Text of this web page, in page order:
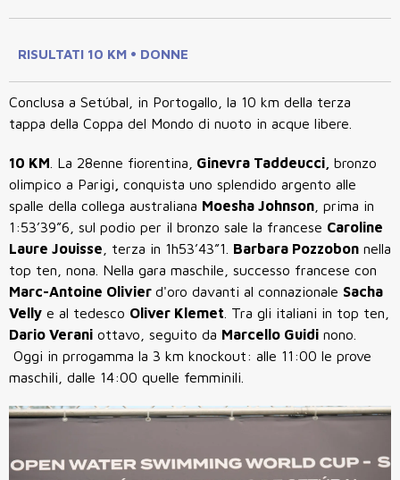
RISULTATI 10 KM • DONNE
Conclusa a Setúbal, in Portogallo, la 10 km della terza
tappa della Coppa del Mondo di nuoto in acque libere.
10 KM . La 28enne fiorentina, Ginevra Taddeucci, bronzo
olimpico a Parigi
conquista uno splendido argento alle
spalle della collega australiana Moesha Johnson , prima in
1:53’39”6, sul podio per il bronzo sale la francese Caroline
Laure Jouisse , terza in 1h53’43”1. Barbara Pozzobon nella
top ten, nona. Nella gara maschile, successo francese con
Marc-Antoine Olivier d'oro davanti al connazionale Sacha
Velly e al tedesco Oliver Klemet . Tra gli italiani in top ten,
Dario Verani ottavo, seguito da Marcello Guidi nono.
Oggi in prrogamma la 3 km knockout: alle 11:00 le prove
maschili, dalle 14:00 quelle femminili.